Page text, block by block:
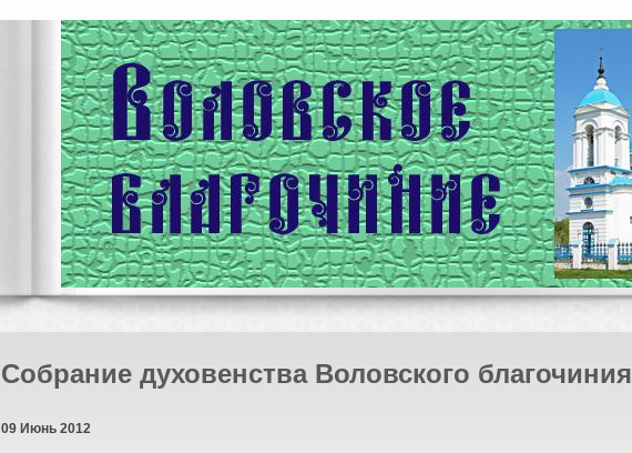
Собрание духовенства Воловского благочиния
09 Июнь 2012